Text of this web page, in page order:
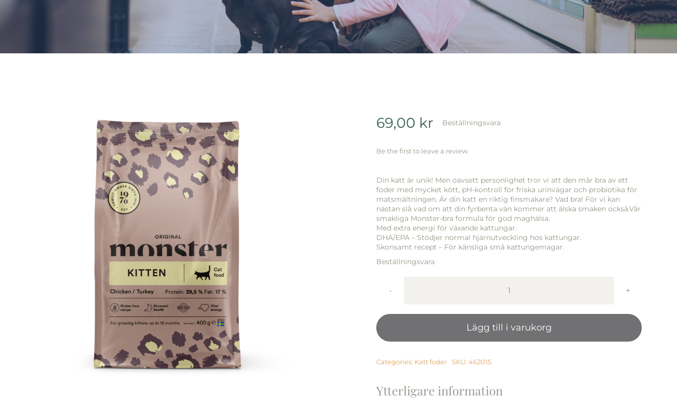
69,00 kr Beställningsvara
Be the first to leave a review.
Din katt är unik! Men oavsett personlighet tror vi att den mår bra av ett
foder med mycket kött, pH-kontroll för friska urinvägar och probiotika för
matsmältningen. Är din katt en riktig finsmakare? Vad bra! För vi kan
nästan slå vad om att din fyrbenta vän kommer att älska smaken också.Vår
smakliga Monster-bra formula för god maghälsa.
Med extra energi för växande kattungar.
DHA/EPA – Stödjer normal hjärnutveckling hos kattungar.
Skonsamt recept – För känsliga små kattungemagar.
Beställningsvara
Monster
Orig.
Kitten
Chick/Turkey
Lägg till i varukorg
Categories: Katt foder SKU: 462015
Ytterligare information